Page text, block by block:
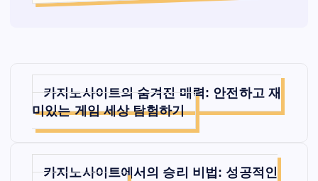
탐
색
카지노사이트의 숨겨진 매력: 안전하고 재
미있는 게임 세상 탐험하기
카지노사이트에서의 승리 비법: 성공적인